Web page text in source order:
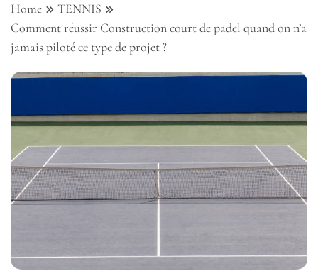
Home
TENNIS
Comment réussir Construction court de padel quand on n’a
jamais piloté ce type de projet ?